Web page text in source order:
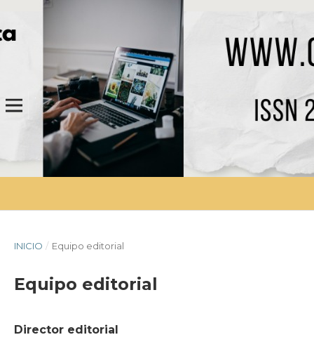
INICIO / Equipo editorial
Equipo editorial
Director editorial